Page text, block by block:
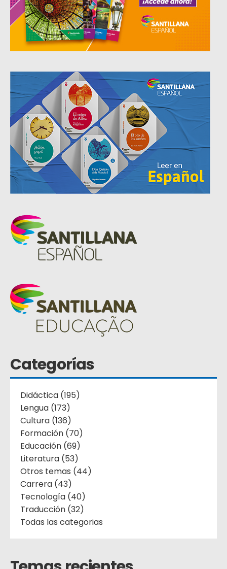
Categorías
Didáctica (195)
Lengua (173)
Cultura (136)
Formación (70)
Educación (69)
Literatura (53)
Otros temas (44)
Carrera (43)
Tecnología (40)
Traducción (32)
Todas las categorias